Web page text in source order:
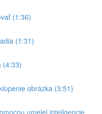
(1:36)
(1:31)
(4:33)
obrázka (3:51)
umelej inteligencie